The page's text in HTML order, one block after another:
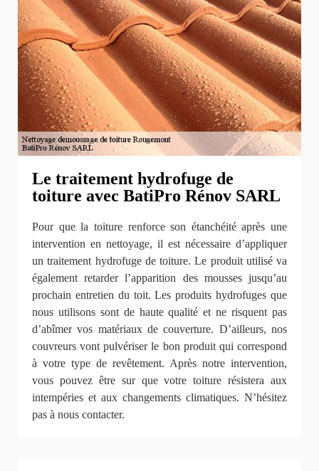
Le traitement hydrofuge de
toiture avec BatiPro Rénov SARL
Pour que la toiture renforce son étanchéité après une
intervention en nettoyage, il est nécessaire d’appliquer
un traitement hydrofuge de toiture. Le produit utilisé va
également retarder l’apparition des mousses jusqu’au
prochain entretien du toit. Les produits hydrofuges que
nous utilisons sont de haute qualité et ne risquent pas
d’abîmer vos matériaux de couverture. D’ailleurs, nos
couvreurs vont pulvériser le bon produit qui correspond
à votre type de revêtement. Après notre intervention,
vous pouvez être sur que votre toiture résistera aux
intempéries et aux changements climatiques. N’hésitez
pas à nous contacter.